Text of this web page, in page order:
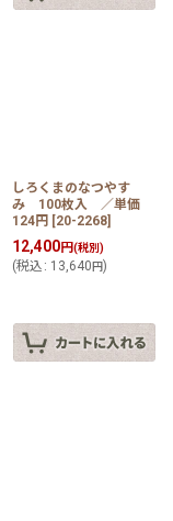
しろくまのなつやす
み 100枚入 ／単価
124円 [20-2268]
12,400円(税別)
(税込 : 13,640円)